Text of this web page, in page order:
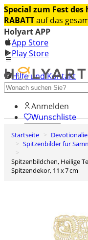
Special zum Fest
RABATTauf das
Holyart APP
App Store
Play Store
Hilfe und Kontakt
Entdecken Sie Premium
Anmelden
Wunschliste
0
Warenkorb
Startseite
Spitzenbilder für
Spitzenbildchen, Heilige Teresa von Ávila, Heiligenbildchen mit
Spitzendekor, 11 x 7 cm